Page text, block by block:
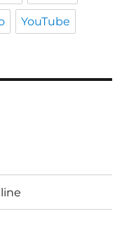
YouTube